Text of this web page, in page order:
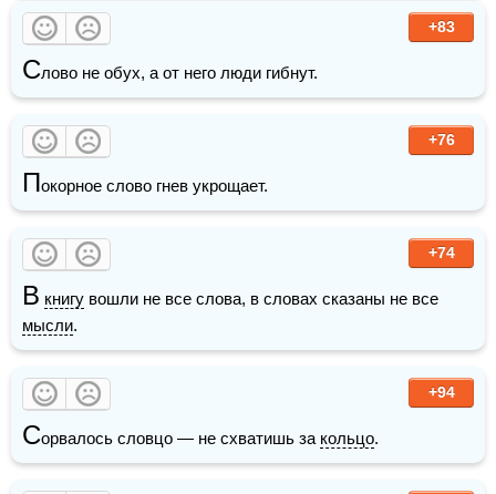
+83
Слово не обух, а от него люди гибнут.
+76
Покорное слово гнев укрощает.
+74
В книгу
мысли.
+94
Сорвалось словцо — не схватишь за кольцо.